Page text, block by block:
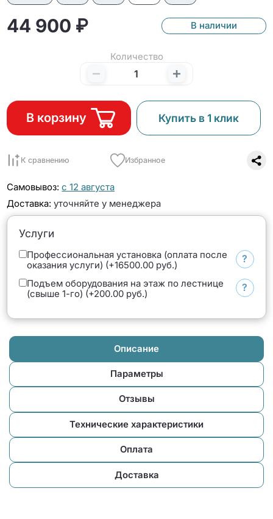
44 900 ₽ В наличии
Количество
В корзину Купить в 1 клик
К сравнению Избранное
Самовывоз: с 12 августа
Доставка: уточняйте у менеджера
Услуги
Профессиональная установка (оплата после
оказания услуги) (+16500.00 руб.)
?
Подъем оборудования на этаж по лестнице
(свыше 1-го) (+200.00 руб.)
?
Описание
Параметры
Отзывы
Технические характеристики
Оплата
Доставка